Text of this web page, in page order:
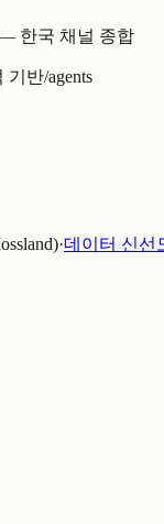
— 한국 채널 종합
기반/agents
·데이터 신선